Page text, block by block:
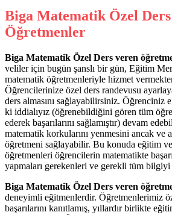
Biga Matematik Özel
Öğretmenler
Biga Matematik Özel Ders veren
veliler için bugün şanslı bir gün, Eğitim
matematik öğretmenleriyle hizmet
Öğrencilerinize özel ders randevusu
ders almasını sağlayabilirsiniz. Öğrenciniz
ki iddialıyız (öğrenebildiğini gören tüm
ederek başarılarını sağlamıştır) devam
matematik korkularını yenmesini ancak ve
öğretmeni sağlayabilir. Bu konuda eğitim
öğretmenleri öğrencilerin matematikte
yapmaları gerekenleri ve gerekli tüm
Biga Matematik Özel Ders veren
deneyimli eğitmenlerdir. Öğretmenlerimiz
başarılarını kanıtlamış, yıllardır birlikte